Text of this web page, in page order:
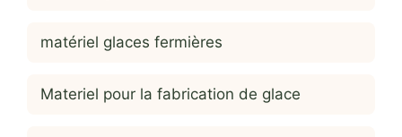
matériel glaces fermières
Materiel pour la fabrication de glace